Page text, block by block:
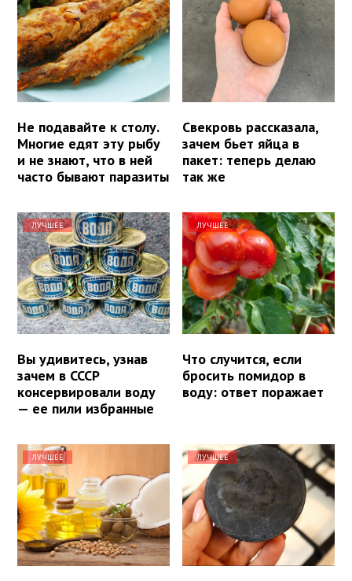
Не подавайте к столу.
Многие едят эту рыбу
и не знают, что в ней
часто бывают паразиты
Свекровь рассказала,
зачем бьет яйца в
пакет: теперь делаю
так же
ЛУЧШЕЕ
Вы удивитесь, узнав
зачем в СССР
консервировали воду
— ее пили избранные
ЛУЧШЕЕ
Что случится, если
бросить помидор в
воду: ответ поражает
ЛУЧШЕЕ ЛУЧШЕЕ